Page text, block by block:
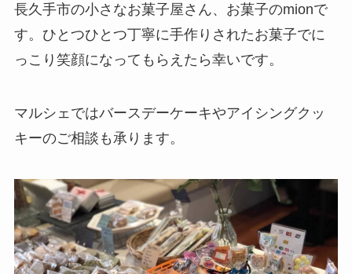
長久手市の小さなお菓子屋さん、お菓子のmionで
す。ひとつひとつ丁寧に手作りされたお菓子でに
っこり笑顔になってもらえたら幸いです。
マルシェではバースデーケーキやアイシングクッ
キーのご相談も承ります。